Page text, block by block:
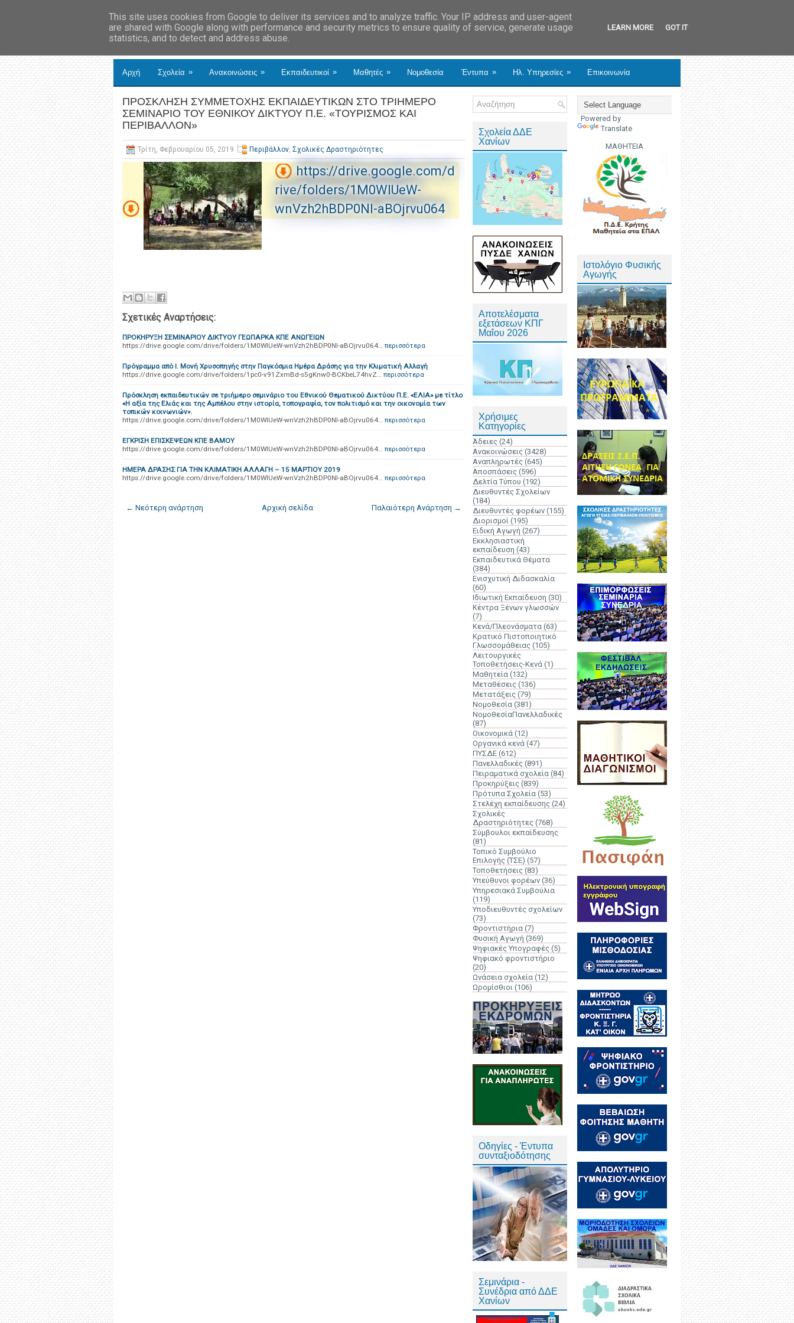
Αρχή Σχολεία » Ανακοινώσεις » Εκπαιδευτικοί » Μαθητές » Νομοθεσία Έντυπα » Ηλ. Υπηρεσίες » Επικοινωνία
ΠΡΟΣΚΛΗΣΗ ΣΥΜΜΕΤΟΧΗΣ ΕΚΠΑΙΔΕΥΤΙΚΩΝ ΣΤΟ ΤΡΙΗΜΕΡΟ
ΣΕΜΙΝΑΡΙΟ ΤΟΥ ΕΘΝΙΚΟΥ ΔΙΚΤΥΟΥ Π.Ε. «ΤΟΥΡΙΣΜΟΣ ΚΑΙ
ΠΕΡΙΒΑΛΛΟΝ»
Τρίτη, Φεβρουαρίου 05, 2019 Περιβάλλον, Σχολικές Δραστηριότητες
https://drive.google.com/d
rive/folders/1M0WlUeW-
wnVzh2hBDP0Nl-aBOjrvu064
Σχετικές Αναρτήσεις:
ΠΡΟΚΗΡΥΞΗ ΣΕΜΙΝΑΡΙΟΥ ΔΙΚΤΥΟΥ ΓΕΩΠΑΡΚΑ ΚΠΕ ΑΝΩΓΕΙΩΝ
https://drive.google.com/drive/folders/1M0WlUeW-wnVzh2hBDP0Nl-aBOjrvu064… περισσότερα
Πρόγραμμα από Ι. Μονή Χρυσοπηγής στην Παγκόσμια Ημέρα Δράσης για την Κλιματική Αλλαγή
https://drive.google.com/drive/folders/1pc0-v91ZxmBd-s5gKnw0-BCKbeL74hvZ… περισσότερα
Πρόσκληση εκπαιδευτικών σε τριήμερο σεμινάριο του Εθνικού Θεματικού Δικτύου Π.Ε. «ΕΛΙΑ» με τίτλο
«Η αξία της Ελιάς και της Αμπέλου στην ιστορία, τοπογραφία, τον πολιτισμό και την οικονομία των
τοπικών κοινωνιών».
https://drive.google.com/drive/folders/1M0WlUeW-wnVzh2hBDP0Nl-aBOjrvu064… περισσότερα
ΕΓΚΡΙΣΗ ΕΠΙΣΚΕΨΕΩΝ ΚΠΕ ΒΑΜΟΥ
https://drive.google.com/drive/folders/1M0WlUeW-wnVzh2hBDP0Nl-aBOjrvu064… περισσότερα
ΗΜΕΡΑ ΔΡΑΣΗΣ ΓΙΑ ΤΗΝ ΚΛΙΜΑΤΙΚΗ ΑΛΛΑΓΗ – 15 ΜΑΡΤΙΟΥ 2019
https://drive.google.com/drive/folders/1M0WlUeW-wnVzh2hBDP0Nl-aBOjrvu064… περισσότερα
← Νεότερη ανάρτηση Παλαιότερη Ανάρτηση →
Αρχική σελίδα
Σχολεία ΔΔΕ
Χανίων
Αποτελέσματα
εξετάσεων ΚΠΓ
Μαΐου 2026
Χρήσιμες
Κατηγορίες
Άδειες (24)
Ανακοινώσεις (3428)
Αναπληρωτές (645)
Αποσπάσεις (596)
Δελτία Τύπου (192)
Διευθυντές Σχολείων
(184)
Διευθυντές φορέων (155)
Διορισμοί (195)
Ειδική Αγωγή (267)
Εκκλησιαστική
εκπαίδευση (43)
Εκπαιδευτικά Θέματα
(384)
Ενισχυτική Διδασκαλία
(60)
Ιδιωτική Εκπαίδευση (30)
Κέντρα Ξένων γλωσσών
(7)
Κενά/Πλεονάσματα (63)
Κρατικό Πιστοποιητικό
Γλωσσομάθειας (105)
Λειτουργικές
Τοποθετήσεις-Κενά (1)
Μαθητεία (132)
Μεταθέσεις (136)
Μετατάξεις (79)
Νομοθεσία (381)
ΝομοθεσίαΠανελλαδικές
(87)
Οικονομικά (12)
Οργανικά κενά (47)
ΠΥΣΔΕ (612)
Πανελλαδικές (891)
Πειραματικά σχολεία (84)
Προκηρύξεις (839)
Πρότυπα Σχολεία (53)
Στελέχη εκπαίδευσης (24)
Σχολικές
Δραστηριότητες (768)
Σύμβουλοι εκπαίδευσης
(81)
Τοπικό Συμβούλιο
Επιλογής (ΤΣΕ) (57)
Τοποθετήσεις (83)
Υπεύθυνοι φορέων (36)
Υπηρεσιακά Συμβούλια
(119)
Υποδιευθυντές σχολείων
(73)
Φροντιστήρια (7)
Φυσική Αγωγή (369)
Ψηφιακές Υπογραφές (5)
Ψηφιακό φροντιστήριο
(20)
Ωνάσεια σχολεία (12)
Ωρομίσθιοι (106)
Οδηγίες - Έντυπα
συνταξιοδότησης
Σεμινάρια -
Συνέδρια από ΔΔΕ
Χανίων
Powered by
Translate
ΜΑΘΗΤΕΙΑ
Ιστολόγιο Φυσικής
Αγωγής
This site uses cookies from Google to deliver its services and to analyze traffic. Your IP address and user-agent
are shared with Google along with performance and security metrics to ensure quality of service, generate usage
statistics, and to detect and address abuse.
LEARN MORE GOT IT